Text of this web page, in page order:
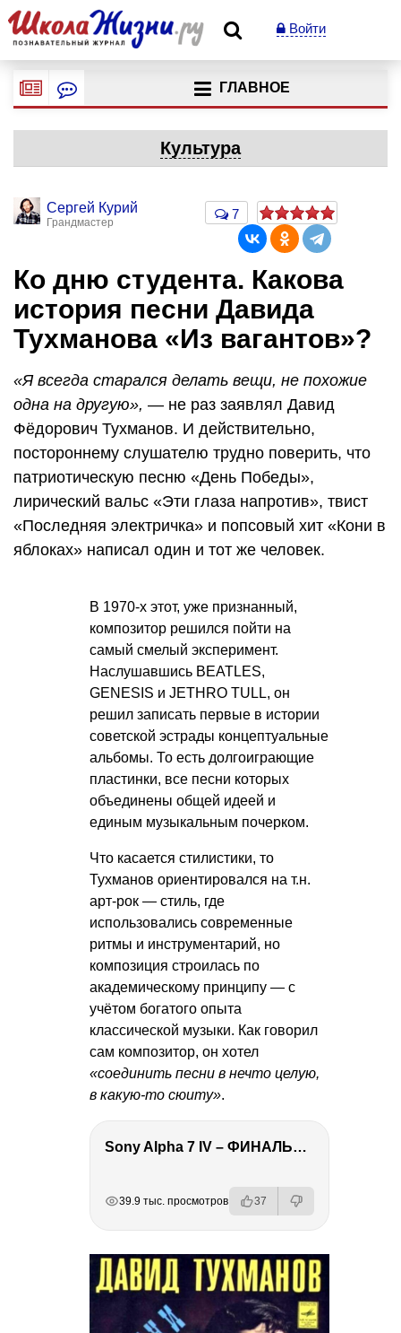
Войти
ГЛАВНОЕ
Культура
Сергей Курий
Грандмастер
7
Ко дню студента. Какова
история песни Давида
Тухманова «Из вагантов»?
«Я всегда старался делать вещи, не похожие
одна на другую», — не раз заявлял Давид
Фёдорович Тухманов. И действительно,
постороннему слушателю трудно поверить, что
патриотическую песню «День Победы»,
лирический вальс «Эти глаза напротив», твист
«Последняя электричка» и попсовый хит «Кони в
яблоках» написал один и тот же человек.
В 1970-х этот, уже признанный,
композитор решился пойти на
самый смелый эксперимент.
Наслушавшись BEATLES,
GENESIS и JETHRO TULL, он
решил записать первые в истории
советской эстрады концептуальные
альбомы. То есть долгоиграющие
пластинки, все песни которых
объединены общей идеей и
единым музыкальным почерком.
Что касается стилистики, то
Тухманов ориентировался на т.н.
арт-рок — стиль, где
использовались современные
ритмы и инструментарий, но
композиция строилась по
академическому принципу — с
учётом богатого опыта
классической музыки. Как говорил
сам композитор, он хотел
«соединить песни в нечто целую,
в какую-то сюиту».
Sony Alpha 7 IV – ФИНАЛЬНЫЙ ОБЗОР
39.9 тыс. просмотров 37